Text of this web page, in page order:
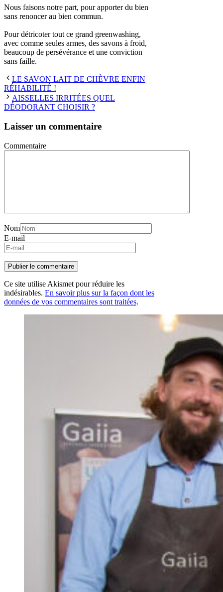
Nous faisons notre part, pour apporter du bien
sans renoncer au bien commun.
Pour détricoter tout ce grand greenwashing,
avec comme seules armes, des savons à froid,
beaucoup de persévérance et une conviction
sans faille.
LE SAVON LAIT DE CHÈVRE ENFIN
RÉHABILITÉ !
AISSELLES IRRITÉES QUEL
DÉODORANT CHOISIR ?
Laisser un commentaire
Commentaire
Nom
E-mail
Ce site utilise Akismet pour réduire les
indésirables. En savoir plus sur la façon dont les
données de vos commentaires sont traitées.